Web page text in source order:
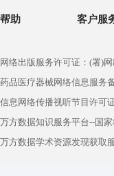
帮助 客户服
网络出版服务许可证：(署)
药品医疗器械网络信息服务
信息网络传播视听节目许可
万方数据知识服务平台--国
万方数据学术资源发现获取